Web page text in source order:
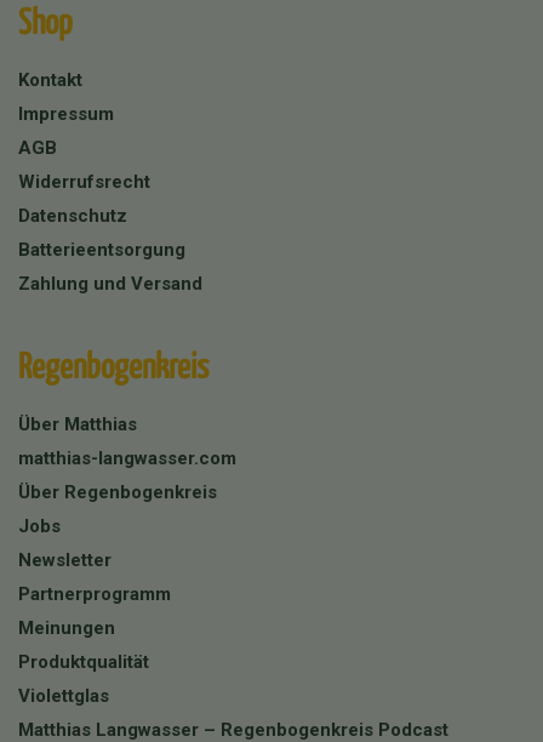
Shop
Kontakt
Impressum
AGB
Widerrufsrecht
Datenschutz
Batterieentsorgung
Zahlung und Versand
Regenbogenkreis
Über Matthias
matthias-langwasser.com
Über Regenbogenkreis
Jobs
Newsletter
Partnerprogramm
Meinungen
Produktqualität
Violettglas
Matthias Langwasser – Regenbogenkreis Podcast